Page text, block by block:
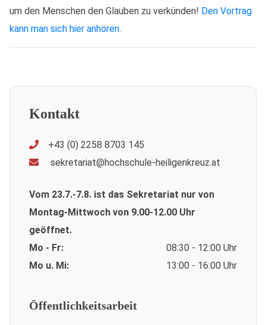
um den Menschen den Glauben zu verkünden! Den Vortrag
kann man sich hier anhören.
Kontakt
+43 (0) 2258 8703 145
sekretariat@hochschule-heiligenkreuz.at
Vom 23.7.-7.8. ist das Sekretariat nur von
Montag-Mittwoch von 9.00-12.00 Uhr
geöffnet.
Mo - Fr:
08:30 - 12:00 Uhr
Mo u. Mi:
13:00 - 16:00 Uhr
Öffentlichkeitsarbeit